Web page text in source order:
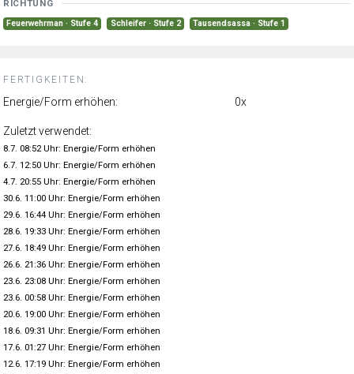
RICHTUNG
Feuerwehrman · Stufe 4 Schleifer · Stufe 2 Tausendsassa · Stufe 1
FERTIGKEITEN:
Energie/Form erhöhen: 0x
Zuletzt verwendet:
8.7. 08:52 Uhr: Energie/Form erhöhen
6.7. 12:50 Uhr: Energie/Form erhöhen
4.7. 20:55 Uhr: Energie/Form erhöhen
30.6. 11:00 Uhr: Energie/Form erhöhen
29.6. 16:44 Uhr: Energie/Form erhöhen
28.6. 19:33 Uhr: Energie/Form erhöhen
27.6. 18:49 Uhr: Energie/Form erhöhen
26.6. 21:36 Uhr: Energie/Form erhöhen
23.6. 23:08 Uhr: Energie/Form erhöhen
23.6. 00:58 Uhr: Energie/Form erhöhen
20.6. 19:00 Uhr: Energie/Form erhöhen
18.6. 09:31 Uhr: Energie/Form erhöhen
17.6. 01:27 Uhr: Energie/Form erhöhen
12.6. 17:19 Uhr: Energie/Form erhöhen